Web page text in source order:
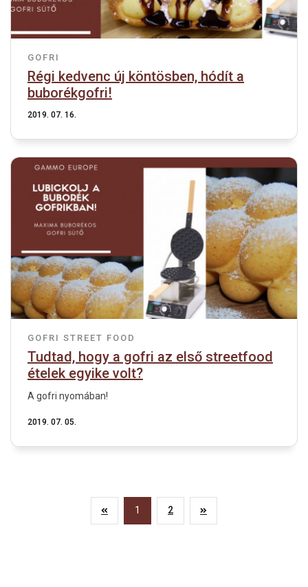
GOFRI
Régi kedvenc új köntösben, hódít a
buborékgofri!
2019. 07. 16.
GOFRI STREET FOOD
Tudtad, hogy a gofri az első streetfood
ételek egyike volt?
A gofri nyomában!
2019. 07. 05.
1 2